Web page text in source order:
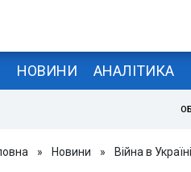
НОВИНИ АНАЛІТИКА
» Новини » Війна в Україні